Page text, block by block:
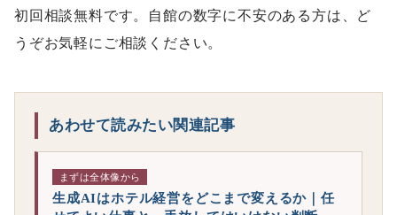
初回相談無料です。自館の数字に不安のある方は、ど
うぞお気軽にご相談ください。
あわせて読みたい関連記事
まずは全体像から
生成AIはホテル経営をどこまで変えるか｜任